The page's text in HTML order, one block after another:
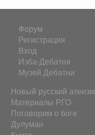
Форум
Регистрация
Вход
Изба-Дебатня
Музей Дебатни
Новый русский атеизм
Материалы РГО
Поговорим о боге
Дулуман